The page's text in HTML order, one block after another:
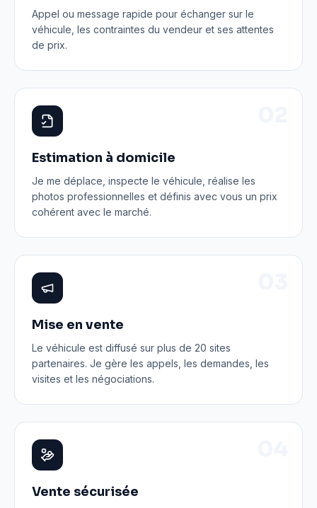
Appel ou message rapide pour échanger sur le
véhicule, les contraintes du vendeur et ses attentes
de prix.
Estimation à domicile
Je me déplace, inspecte le véhicule, réalise les
photos professionnelles et définis avec vous un prix
cohérent avec le marché.
Mise en vente
Le véhicule est diffusé sur plus de 20 sites
partenaires. Je gère les appels, les demandes, les
visites et les négociations.
Vente sécurisée